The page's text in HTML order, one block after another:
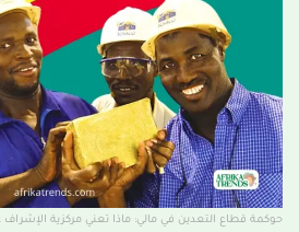
حوكمة قطاع التعدين في مالي: ماذا تعني مركزية